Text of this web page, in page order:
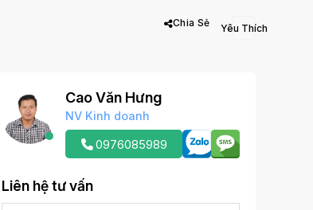
Chia Sẻ
Cao Văn Hưng
NV Kinh doanh
0976085989
Liên hệ tư vấn